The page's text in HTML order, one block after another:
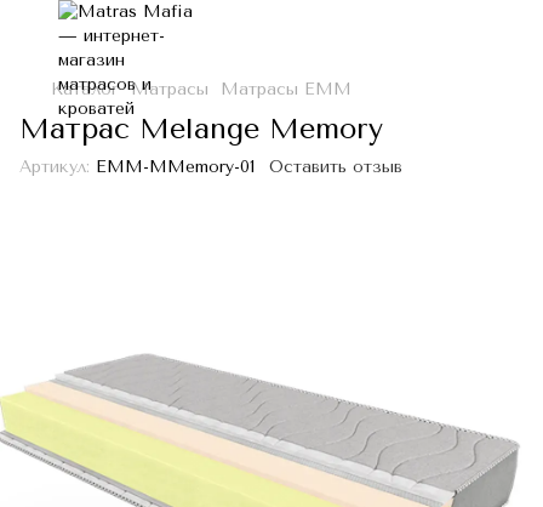
Каталог Матрасы Матрасы ЕММ
Матраc Melange Memory
Артикул: EMM-MMemory-01 Оставить отзыв